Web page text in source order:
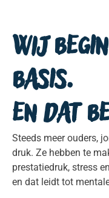
Wij
basis.
En dat
Steeds meer ouders,
druk. Ze hebben te
prestatiedruk, stress
en dat leidt tot